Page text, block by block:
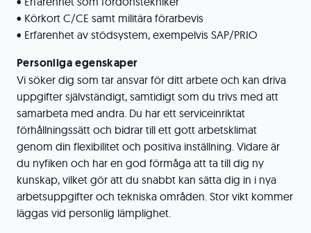
• Körkort C/CE samt militära förarbevis
• Erfarenhet av stödsystem, exempelvis SAP/PRIO
Personliga egenskaper
Vi söker dig som tar ansvar för ditt arbete och kan driva
uppgifter självständigt, samtidigt som du trivs med att
samarbeta med andra. Du har ett serviceinriktat
förhållningssätt och bidrar till ett gott arbetsklimat
genom din flexibilitet och positiva inställning. Vidare är
du nyfiken och har en god förmåga att ta till dig ny
kunskap, vilket gör att du snabbt kan sätta dig in i nya
arbetsuppgifter och tekniska områden. Stor vikt kommer
läggas vid personlig lämplighet.